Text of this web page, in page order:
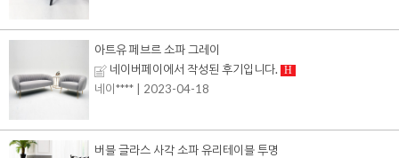
아트유 페브르 소파 그레이
네이버페이에서 작성된 후기입니다.
H
네이**** | 2023-04-18
버블 글라스 사각 소파 유리테이블 투명